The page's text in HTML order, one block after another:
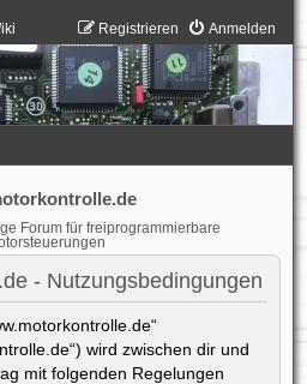
Anmelden
Registrieren
Forum für freiprogrammierbare
- Nutzungsbedingungen
wird zwischen dir und
mit folgenden Regelungen